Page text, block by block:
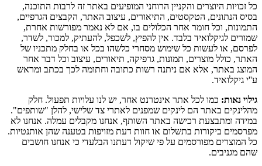
כל זכויות היוצרים והקניין הרוחני המופיעים באתר זה לרבות התוכנה,
בסיס הנתונים, הטקסטים, התיאורים, עיצוב האתר, הקבצים הגרפיים,
התמונות, וכל חומר אחר הכלולים בו, אם לא נאמר מפורשות אחרת,
שמורים לגיקלואיד בלבד. אין להפיץ, לשכפל, להעתיק, למכור, לשדר,
לפרסם, או לעשות כל שימוש מסחרי כלשהו בכל או בחלק מתכניו של
האתר, כולל מוצרים, תמונות, גרפיקה, תיאורים, עיצוב וכל דבר אחר
המוצג באתר, אלא אם ניתנה רשות כתובה וחתומה לכך בכתב ומראש
ע''י גיקלואיד.
גילוי נאות: כמו לכל אתר אינטרנט אחר, יש לנו עלויות תפעול. חלק
מהלינקים באתר הם לינקים שמפנים לאתרי צד שלישי, להלן "שותפים".
במידה ומתבצעת רכישה באתר השותף, אנחנו מקבלים עמלה. אנחנו לא
מפרסמים ביקורות בתשלום או חוות דעת מזויפות בטענה שהן אותנטיות.
כל המוצרים מפורסמים על פי שיקול דעתנו הבלעדי כי אנחנו חושבים
שהם מגניבים.